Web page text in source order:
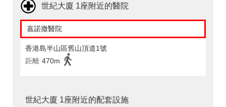
世紀大廈 1座附近的醫院
嘉諾撒醫院
香港島半山區舊山頂道1號
距離 470m
世紀大廈 1座附近的配套設施